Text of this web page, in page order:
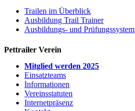
Trailen im Überblick
Ausbildung Trail Trainer
Ausbildungs- und Prüfungssystem
Pettrailer Verein
Mitglied werden 2025
Einsatzteams
Informationen
Vereinsstatuten
Internetpräsenz